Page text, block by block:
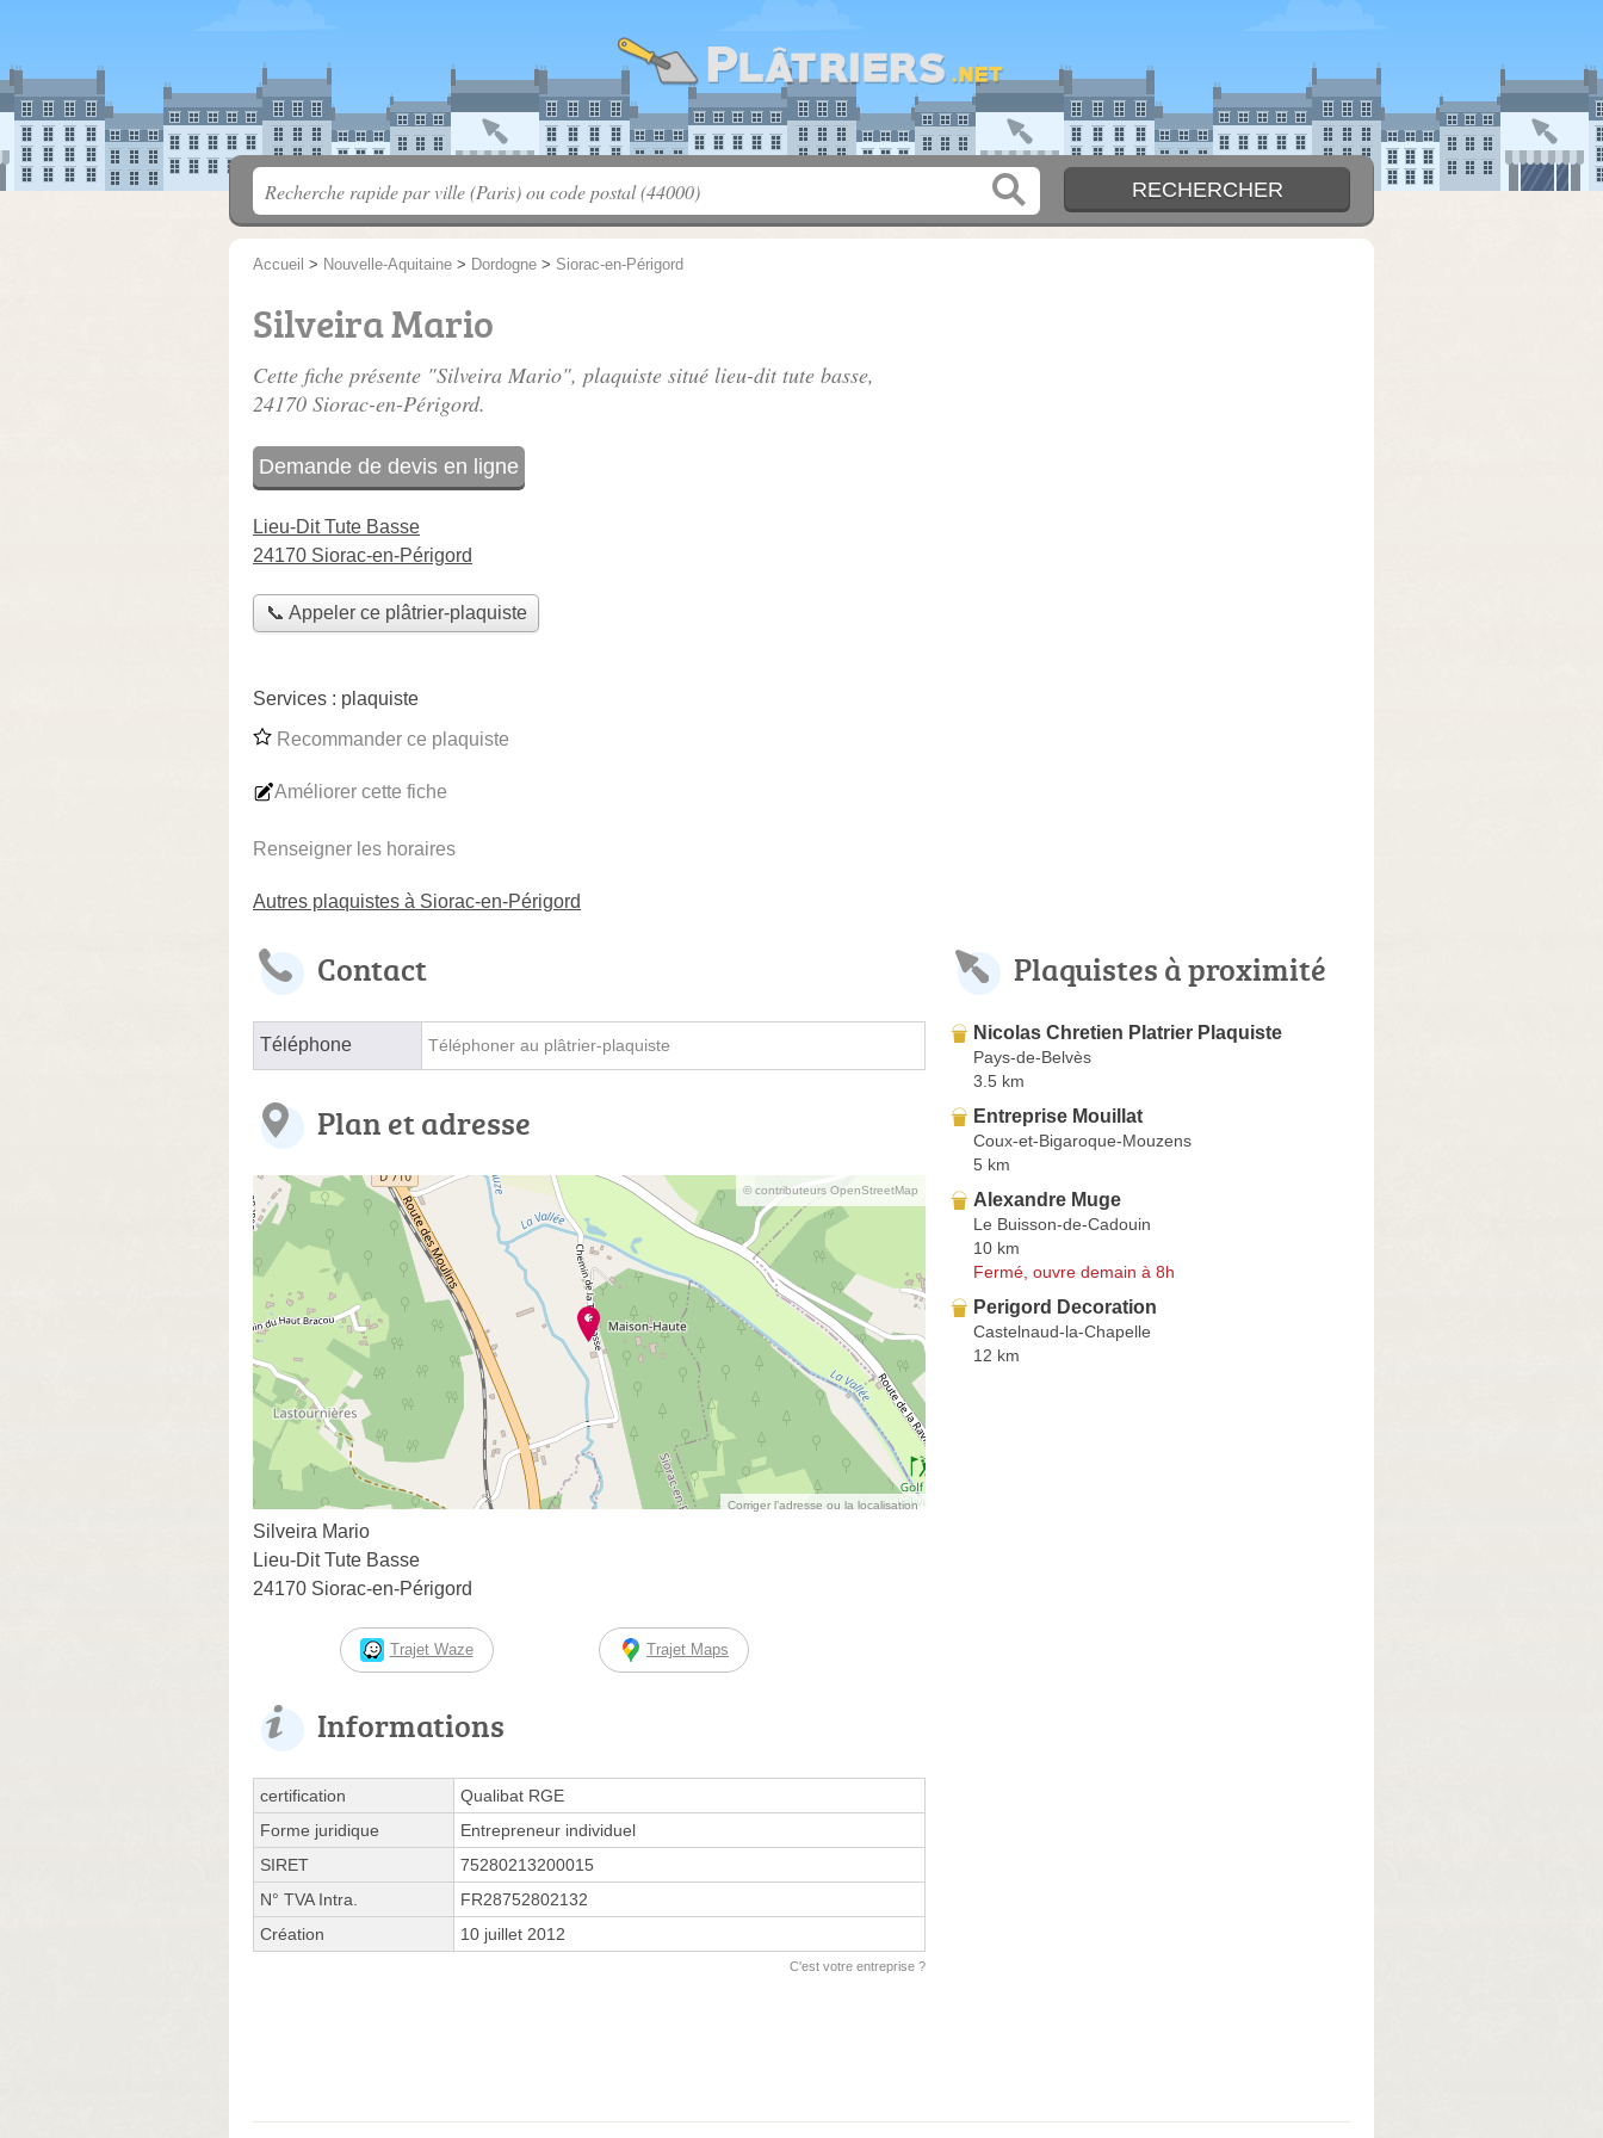
Accueil > Nouvelle-Aquitaine > Dordogne > Siorac-en-Périgord
Silveira Mario
Cette fiche présente "Silveira Mario", plaquiste situé lieu-dit tute basse,
24170 Siorac-en-Périgord.
Demande de devis en ligne
Lieu-Dit Tute Basse
24170 Siorac-en-Périgord
📞 Appeler ce plâtrier-plaquiste
Services : plaquiste
Recommander ce plaquiste
Améliorer cette fiche
Renseigner les horaires
Autres plaquistes à Siorac-en-Périgord
Contact
Téléphone Téléphoner au plâtrier-plaquiste
Plan et adresse
© contributeurs OpenStreetMap
Corriger l’adresse ou la localisation
Silveira Mario
Lieu-Dit Tute Basse
24170 Siorac-en-Périgord
Trajet Waze Trajet Maps
Informations
certification
Qualibat RGE
Forme juridique
Entrepreneur individuel
SIRET
75280213200015
N° TVA Intra.
FR28752802132
Création
10 juillet 2012
C'est votre entreprise ?
Plaquistes à proximité
Nicolas Chretien Platrier Plaquiste
Pays-de-Belvès
3.5 km
Entreprise Mouillat
Coux-et-Bigaroque-Mouzens
5 km
Alexandre Muge
Le Buisson-de-Cadouin
10 km
Fermé, ouvre demain à 8h
Perigord Decoration
Castelnaud-la-Chapelle
12 km